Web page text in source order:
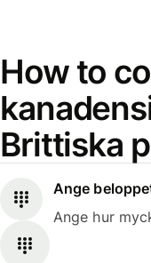
How to
Brittiska
Ange
Ange hur